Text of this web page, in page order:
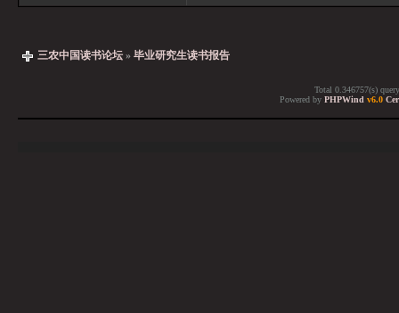
三农中国读书论坛 » 毕业研究生读书报告
Total 0.346757(s)
Powered by PHPWind v6.0